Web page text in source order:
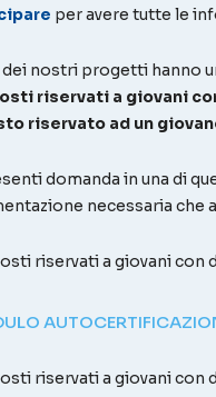
per avere tutte le
nostri progetti hanno
riservati a giovani
riservato ad un
domanda in una di
necessaria che
riservati a giovani
riservati a giovani con